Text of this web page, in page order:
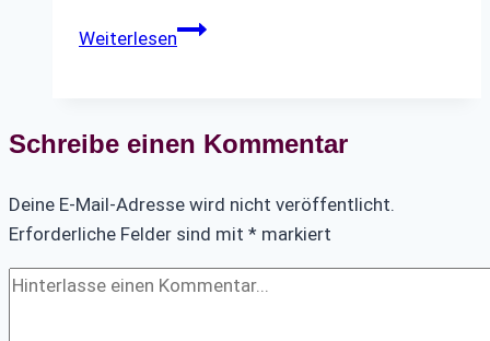
WeiterlesenMuseum
Lage
Schreibe einen Kommentar
Deine E-Mail-Adresse wird nicht veröffentlicht.
Erforderliche Felder sind mit * markiert